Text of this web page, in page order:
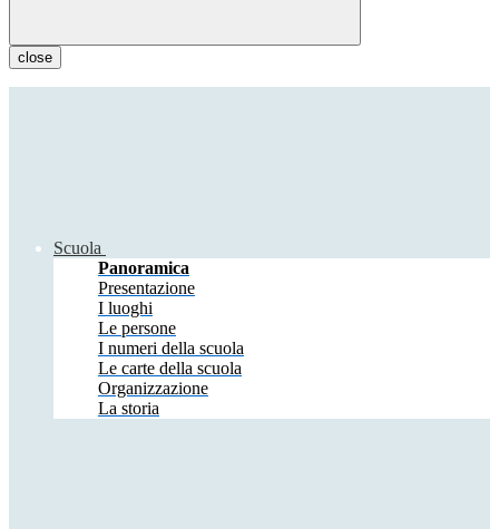
close
Scuola
Panoramica
Presentazione
I luoghi
Le persone
I numeri della scuola
Le carte della scuola
Organizzazione
La storia